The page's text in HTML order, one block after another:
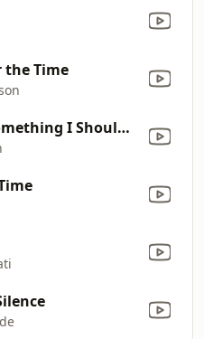
the Time
Is There Something I Should Know?